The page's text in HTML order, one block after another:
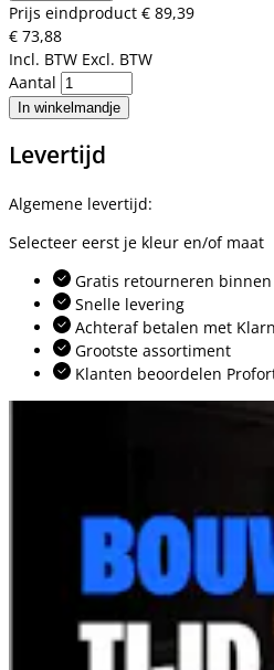
Prijs eindproduct € 89,39
€ 73,88
Incl. BTW Excl. BTW
Aantal
In winkelmandje
Levertijd
Algemene levertijd:
Selecteer eerst je kleur en/of maat
Gratis retourneren binnen
Snelle levering
Achteraf betalen met
Grootste assortiment
Klanten beoordelen